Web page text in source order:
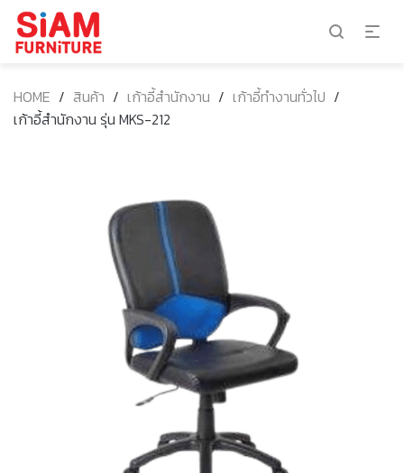
HOME / สินค้า / เก้าอี้สำนักงาน / เก้าอี้ทำงานทั่วไป /
เก้าอี้สำนักงาน รุ่น MKS-212